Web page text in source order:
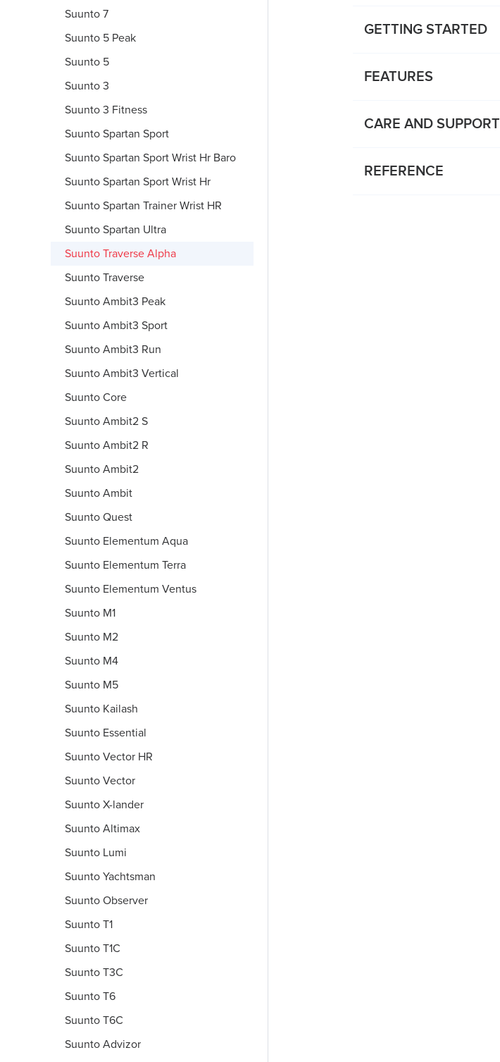
Suunto 7
Suunto 5 Peak
Suunto 5
Suunto 3
Suunto 3 Fitness
Suunto Spartan Sport
Suunto Spartan Sport Wrist Hr Baro
Suunto Spartan Sport Wrist Hr
Suunto Spartan Trainer Wrist HR
Suunto Spartan Ultra
Suunto Traverse Alpha
Suunto Traverse
Suunto Ambit3 Peak
Suunto Ambit3 Sport
Suunto Ambit3 Run
Suunto Ambit3 Vertical
Suunto Core
Suunto Ambit2 S
Suunto Ambit2 R
Suunto Ambit2
Suunto Ambit
Suunto Quest
Suunto Elementum Aqua
Suunto Elementum Terra
Suunto Elementum Ventus
Suunto M1
Suunto M2
Suunto M4
Suunto M5
Suunto Kailash
Suunto Essential
Suunto Vector HR
Suunto Vector
Suunto X-lander
Suunto Altimax
Suunto Lumi
Suunto Yachtsman
Suunto Observer
Suunto T1
Suunto T1C
Suunto T3C
Suunto T6
Suunto T6C
Suunto Advizor
GETTING STARTED
FEATURES
CARE AND SUPPORT
REFERENCE